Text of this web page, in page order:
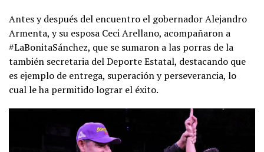
Antes y después del encuentro el gobernador Alejandro
Armenta, y su esposa Ceci Arellano, acompañaron a
#LaBonitaSánchez, que se sumaron a las porras de la
también secretaria del Deporte Estatal, destacando que
es ejemplo de entrega, superación y perseverancia, lo
cual le ha permitido lograr el éxito.